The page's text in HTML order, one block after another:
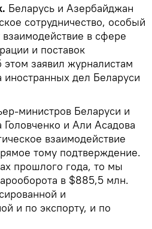
Беларусь и Азербайджан
сотрудничество, особый
взаимодействие в сфере
и поставок
заявил журналистам
иностранных дел Беларуси
министров Беларуси и
и Али Асадова
взаимодействие
тому подтверждение.
прошлого года, то мы
в $885,5 млн.
и
и по экспорту, и по